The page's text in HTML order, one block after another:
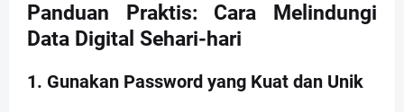
Panduan Praktis: Cara Melindungi
Data Digital Sehari-hari
1. Gunakan Password yang Kuat dan Unik